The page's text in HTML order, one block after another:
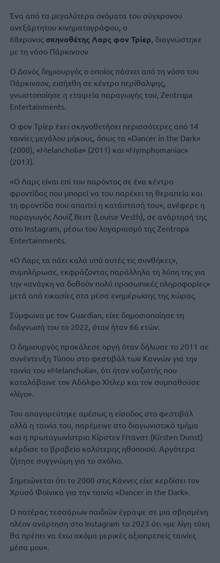
Ένα από τα μεγαλύτερα ονόματα του σύγχρονου
ανεξάρτητου κινηματογράφου, ο
68χρονος σκηνοθέτης Λαρς φον Τρίερ, διαγνώστηκε
με τη νόσο Πάρκινσον
Ο Δανός δημιουργός ο οποίος πάσχει από τη νόσο του
Πάρκινσον, εισήχθη σε κέντρο περίθαλψης,
γνωστοποίησε η εταιρεία παραγωγής του, Zentropa
Entertainments.
Ο φον Τρίερ έχει σκηνοθετήσει περισσότερες από 14
ταινίες μεγάλου μήκους, όπως τα «Dancer in the Dark»
(2000), «Melancholia» (2011) και «Nymphomaniac»
(2013).
«Ο Λαρς είναι επί του παρόντος σε ένα κέντρο
φροντίδας που μπορεί να του παρέχει τη θεραπεία και
τη φροντίδα που απαιτεί η κατάστασή του», ανέφερε η
παραγωγός Λουίζ Βεστ (Louise Vesth), σε ανάρτησή της
στο Ιnstagram, μέσω του λογαριασμό της Zentropa
Entertainments.
«Ο Λαρς τα πάει καλά υπό αυτές τις συνθήκες»,
συμπλήρωσε, εκφράζοντας παράλληλα τη λύπη της για
την «ανάγκη να δοθούν πολύ προσωπικές πληροφορίες»
μετά από εικασίες στα μέσα ενημέρωσης της χώρας.
Σύμφωνα με τον Guardian, είχε δημοσιοποίησε τη
διάγνωσή του το 2022, όταν ήταν 66 ετών.
Ο δημιουργός προκάλεσε οργή όταν δήλωσε το 2011 σε
συνέντευξη Τύπου στο φεστιβάλ των Καννών για την
ταινία του «Melancholia», ότι ήταν ναζιστής που
καταλάβαινε τον Αδόλφο Χίτλερ και τον συμπαθούσε
«λίγο».
Του απαγορεύτηκε αμέσως η είσοδος στο φεστιβάλ
αλλά η ταινία του, παρέμεινε στο διαγωνιστικό τμήμα
και η πρωταγωνίστρια Κίρστεν Ντανστ (Kirsten Dunst)
κέρδισε το βραβείο καλύτερης ηθοποιού. Αργότερα
ζήτησε συγγνώμη για το σχόλιο.
Σημειώνεται ότι το 2000 στις Κάννες είχε κερδίσει τον
Χρυσό Φοίνικα για την ταινία «Dancer in the Dark».
Ο πατέρας τεσσάρων παιδιών έγραψε σε μια σβησμένη
πλέον ανάρτηση στο Instagram το 2023 ότι «με λίγη τύχη
θα πρέπει να έχω ακόμα μερικές αξιοπρεπείς ταινίες
μέσα μου».